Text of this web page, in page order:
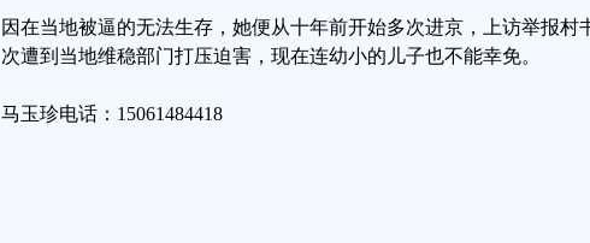
因在当地被逼的无法生存，她便从十年前开始多次进京，上访举报村
次遭到当地维稳部门打压迫害，现在连幼小的儿子也不能幸免。
马玉珍电话：15061484418